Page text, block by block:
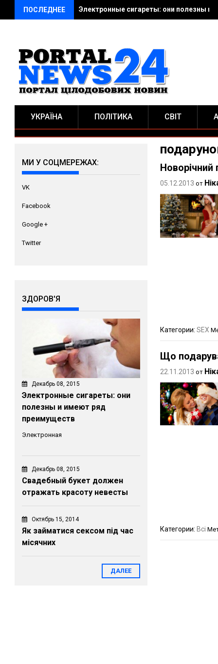
ПОСЛЕДНЕЕ Электронные сигареты: они полезны и
УКРАЇНА ПОЛІТИКА СВІТ
Новорічний
05.12.2013 от
Категории: SEX
Що
22.11.2013 от
Категории: Всі
МИ У СОЦМЕРЕЖАХ:
VK
Facebook
Google +
Twitter
ЗДОРОВ'Я
Декабрь 08, 2015
Электронные сигареты: они
полезны и имеют ряд
преимуществ
Электронная
Декабрь 08, 2015
Свадебный букет должен
отражать красоту невесты
Октябрь 15, 2014
Як займатися сексом під час
місячних
ДАЛЕЕ